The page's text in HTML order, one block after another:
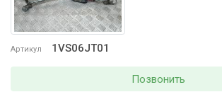
Артикул 1VS06JT01
Позвонить